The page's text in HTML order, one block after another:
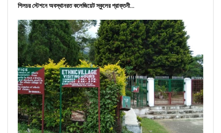
শিলচর স্টেশনে অবস্থানরত কলেজিয়েট স্কুলের প্রাক্তনী…